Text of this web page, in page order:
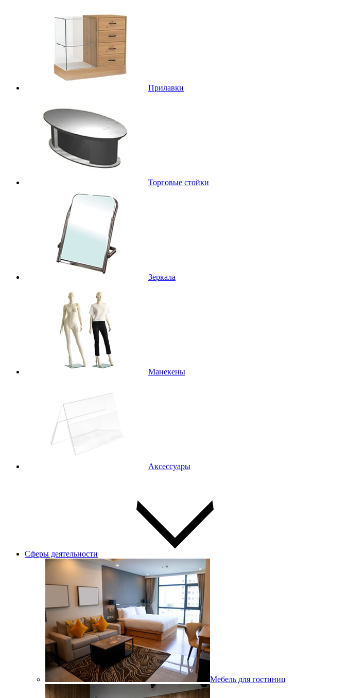
Прилавки
Торговые стойки
Зеркала
Манекены
Аксессуары
Сферы деятельности
Мебель для гостиниц